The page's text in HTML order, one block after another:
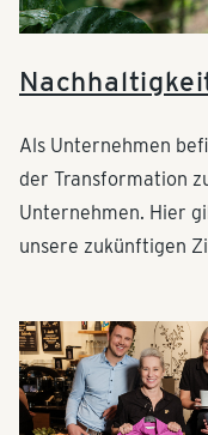
Als Unternehmen
der Transformation
Unternehmen. Hier
unsere zukünftigen